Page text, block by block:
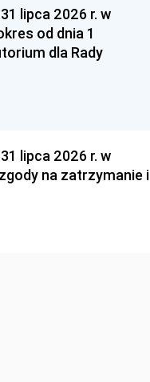
lipca 2026 r. w
od dnia 1
dla Rady
lipca 2026 r. w
na zatrzymanie i